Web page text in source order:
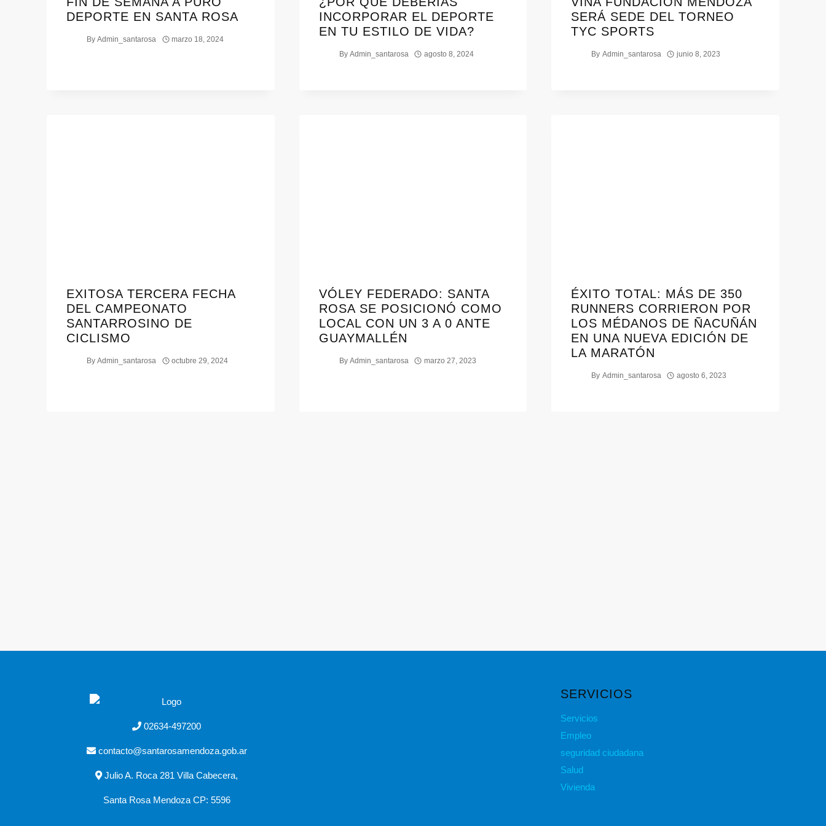
DEPORTE EN SANTA ROSA
By Admin_santarosa marzo 18, 2024
INCORPORAR EL DEPORTE
EN TU ESTILO DE VIDA?
By Admin_santarosa agosto 8, 2024
SERÁ SEDE DEL TORNEO
TYC SPORTS
By Admin_santarosa junio 8, 2023
EXITOSA TERCERA FECHA
DEL CAMPEONATO
SANTARROSINO DE
CICLISMO
By Admin_santarosa octubre 29, 2024
VÓLEY FEDERADO: SANTA
ROSA SE POSICIONÓ COMO
LOCAL CON UN 3 A 0 ANTE
GUAYMALLÉN
By Admin_santarosa marzo 27, 2023
ÉXITO TOTAL: MÁS DE 350
RUNNERS CORRIERON POR
LOS MÉDANOS DE ÑACUÑÁN
EN UNA NUEVA EDICIÓN DE
LA MARATÓN
By Admin_santarosa agosto 6, 2023
02634-497200
contacto@santarosamendoza.gob.ar
Julio A. Roca 281 Villa Cabecera,
Santa Rosa Mendoza CP: 5596
SERVICIOS
Servicios
Empleo
seguridad ciudadana
Salud
Vivienda